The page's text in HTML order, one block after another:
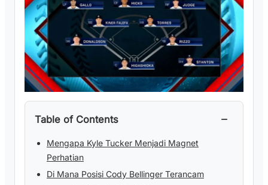
Table of Contents −
Mengapa Kyle Tucker Menjadi Magnet
Perhatian
Di Mana Posisi Cody Bellinger Terancam